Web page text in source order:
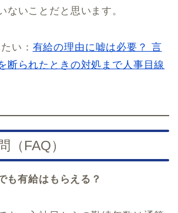
ないことだと思います。
い： 有給の理由に嘘は必要？ 言
断られたときの対処まで人事目線
（FAQ）
も有給はもらえる？